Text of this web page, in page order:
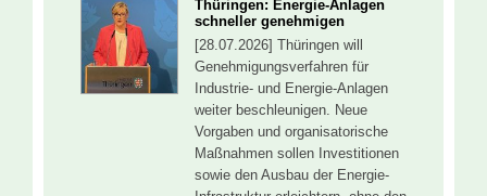
Thüringen: Energie-Anlagen
schneller genehmigen
[28.07.2026] Thüringen will
Genehmigungsverfahren für
Industrie- und Energie-Anlagen
weiter beschleunigen. Neue
Vorgaben und organisatorische
Maßnahmen sollen Investitionen
sowie den Ausbau der Energie-